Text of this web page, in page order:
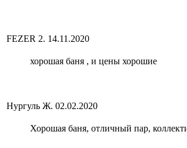
FEZER 2. 14.11.2020
хорошая баня , и цены хорошие
Нургуль Ж. 02.02.2020
Хорошая баня, отличный пар,